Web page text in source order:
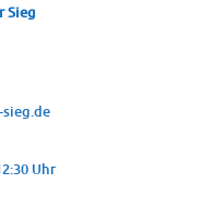
Sieg
Uhr